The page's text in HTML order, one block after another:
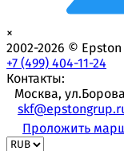
×
2002-2026 ©
+7 (499) 404-11-24
Контакты:
Москва,
Проложить